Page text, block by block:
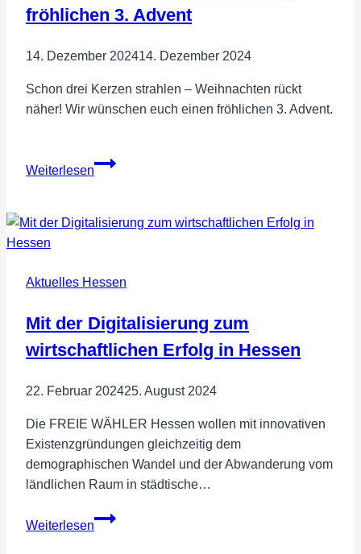
Jahr
Stillstand,
Chaos
Bürgervergessenheit!
fröhlichen 3. Advent
14. Dezember 202414. Dezember 2024
Schon drei Kerzen strahlen – Weihnachten rückt
näher! Wir wünschen euch einen fröhlichen 3. Advent.
Weiterlesen
3.
Wir
fröhlichen
Advent
Aktuelles Hessen
Mit der Digitalisierung zum
wirtschaftlichen Erfolg in Hessen
22. Februar 202425. August 2024
Die FREIE WÄHLER Hessen wollen mit innovativen
Existenzgründungen gleichzeitig dem
demographischen Wandel und der Abwanderung vom
ländlichen Raum in städtische…
Weiterlesen
Mit